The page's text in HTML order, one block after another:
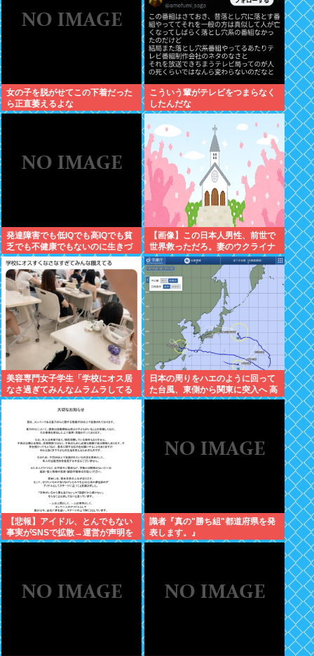
女の子を脱がせてこの下着だった
ら正直萎えるよな
こういう輩がテレビをつまらなく
したんだな
発達障害でも低IQでも高IQでも貧
乏でも不健康でもないのに生きづ
らい奴www
【画像】この日本人男性、前世で
世界救っただろ。妻のウクライナ
女性が可愛すぎる件
美容専門女子学生「学校にオス居
なさ過ぎてみんなムラムラしてる
」
日本の周りをハエのように回って
た台風、東側から関東に突入へ 高
市
【悲報】アイドル、とんでもない
事実がSNSで拡散→運営が声明を
発表www
識者『真の"勝ち組"都道府県を発
表します。』